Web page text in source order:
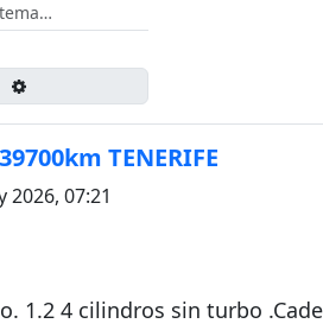
TENERIFE
2026, 07:21
1.2 4 cilindros sin turbo